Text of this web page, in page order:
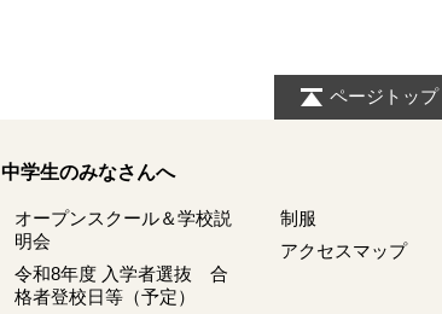
ページトップ
中学生のみなさんへ
オープンスクール＆学校説
明会
令和8年度 入学者選抜 合
格者登校日等（予定）
制服
アクセスマップ